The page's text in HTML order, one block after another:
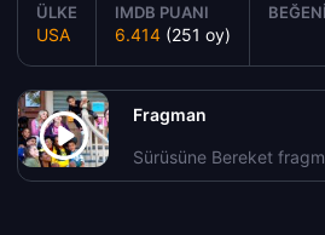
ÜLKE
USA
IMDB PUANI
6.414 (251 oy)
Fragman
Sürüsüne Bereket